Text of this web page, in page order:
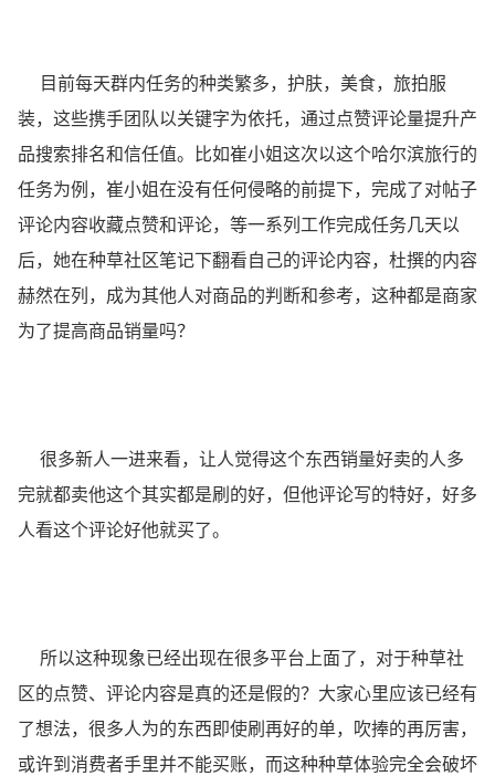
目前每天群内任务的种类繁多，护肤，美食，旅拍服
装，这些携手团队以关键字为依托，通过点赞评论量提升产
品搜索排名和信任值。比如崔小姐这次以这个哈尔滨旅行的
任务为例，崔小姐在没有任何侵略的前提下，完成了对帖子
评论内容收藏点赞和评论，等一系列工作完成任务几天以
后，她在种草社区笔记下翻看自己的评论内容，杜撰的内容
赫然在列，成为其他人对商品的判断和参考，这种都是商家
为了提高商品销量吗？
很多新人一进来看，让人觉得这个东西销量好卖的人多
完就都卖他这个其实都是刷的好，但他评论写的特好，好多
人看这个评论好他就买了。
所以这种现象已经出现在很多平台上面了，对于种草社
区的点赞、评论内容是真的还是假的？大家心里应该已经有
了想法，很多人为的东西即使刷再好的单，吹捧的再厉害，
或许到消费者手里并不能买账，而这种种草体验完全会破坏